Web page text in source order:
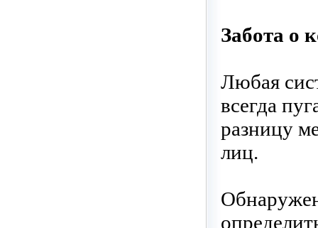
Забота о
Любая
всегда
разницу
лиц.